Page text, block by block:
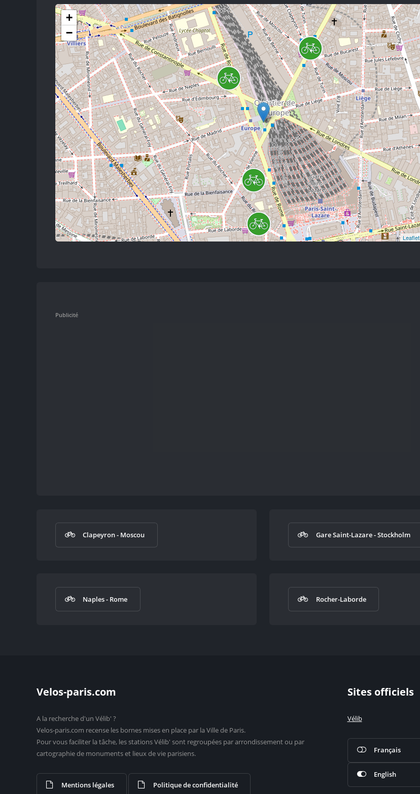
+
−
Leaflet
Publicité
Clapeyron - Moscou Gare Saint-Lazare - Stockholm
Naples - Rome Rocher-Laborde
Velos-paris.com
A la recherche d'un Vélib' ?
Velos-paris.com recense les bornes mises en place par la Ville de Paris.
Pour vous faciliter la tâche, les stations Vélib' sont regroupées par arrondissement ou par
cartographie de monuments et lieux de vie parisiens.
Mentions légales Politique de confidentialité
Sites officiels
Vélib
Français
English